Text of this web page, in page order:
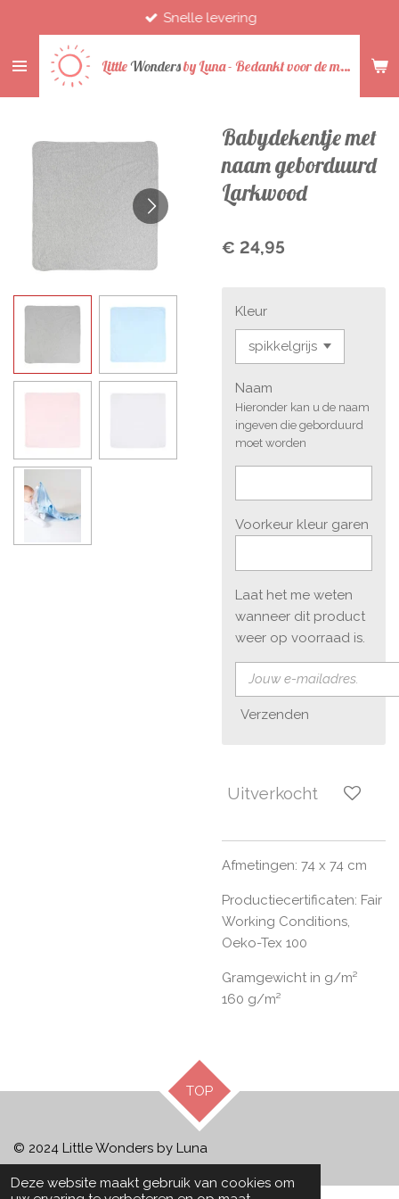
Deze website maakt gebruik van cookies om
direct
naar
LittleWondersbyLuna - Bedankt voor de mooie jaren
Snelle levering
Babydekentje met
naam geborduurd
Larkwood
€ 24,95
Kleur
Naam
Hieronder kan u de naam
ingeven die geborduurd
moet worden
Voorkeur kleur garen
Laat het me weten
wanneer dit product
weer op voorraad is.
Verzenden
Uitverkocht
Afmetingen: 74 x 74 cm
Productiecertificaten: Fair
Working Conditions,
Oeko-Tex 100
Gramgewicht in g/m²
160 g/m²
TOP
© 2024 Little Wonders by Luna